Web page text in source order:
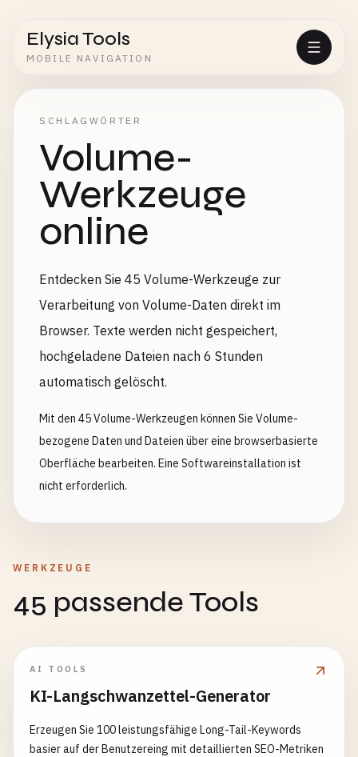
Elysia Tools
MOBILE NAVIGATION
SCHLAGWÖRTER
Volume-
Werkzeuge
online
Entdecken Sie 45 Volume-Werkzeuge zur
Verarbeitung von Volume-Daten direkt im
Browser. Texte werden nicht gespeichert,
hochgeladene Dateien nach 6 Stunden
automatisch gelöscht.
Mit den 45 Volume-Werkzeugen können Sie Volume-
bezogene Daten und Dateien über eine browserbasierte
Oberfläche bearbeiten. Eine Softwareinstallation ist
nicht erforderlich.
WERKZEUGE
45 passende Tools
AI TOOLS
KI-Langschwanzettel-Generator
Erzeugen Sie 100 leistungsfähige Long-Tail-Keywords
basier auf der Benutzereing mit detaillierten SEO-Metriken